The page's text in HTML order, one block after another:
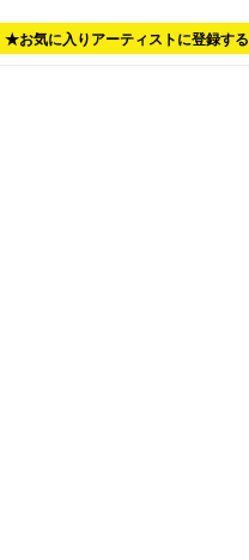
★お気に入りアーティストに登録する